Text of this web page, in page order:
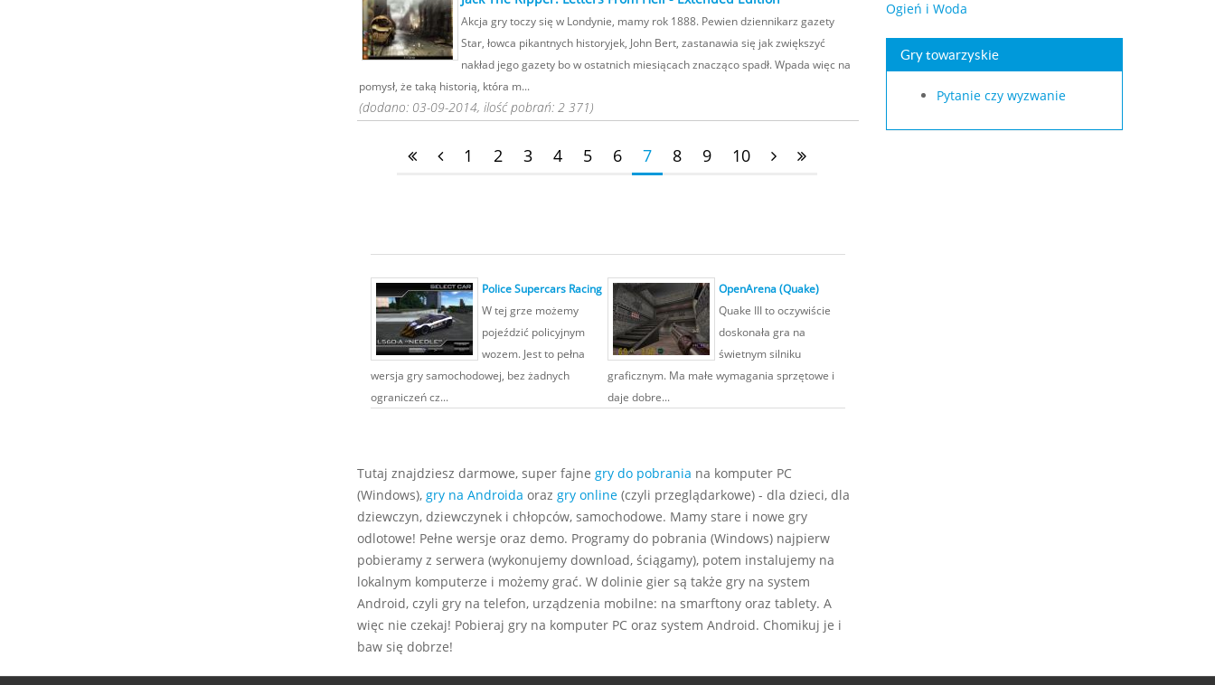
Akcja gry toczy się w Londynie, mamy rok 1888. Pewien dziennikarz gazety
Star, łowca pikantnych historyjek, John Bert, zastanawia się jak zwiększyć
nakład jego gazety bo w ostatnich miesiącach znacząco spadł. Wpada więc na
pomysł, że taką historią, która m...
(dodano: 03-09-2014, ilość pobrań: 2 371)
1 2 3 4 5 6 7 8 9 10
Police Supercars Racing
W tej grze możemy
pojeździć policyjnym
wozem. Jest to pełna
wersja gry samochodowej, bez żadnych
ograniczeń cz...
OpenArena (Quake)
Quake III to oczywiście
doskonała gra na
świetnym silniku
graficznym. Ma małe wymagania sprzętowe i
daje dobre...
Tutaj znajdziesz darmowe, super fajne gry do pobrania na komputer PC
(Windows), gry na Androida oraz gry online(czyli przeglądarkowe) - dla dzieci, dla
dziewczyn, dziewczynek i chłopców, samochodowe. Mamy stare i nowe gry
odlotowe! Pełne wersje oraz demo. Programy do pobrania (Windows) najpierw
pobieramy z serwera (wykonujemy download, ściągamy), potem instalujemy na
lokalnym komputerze i możemy grać. W dolinie gier są także gry na system
Android, czyli gry na telefon, urządzenia mobilne: na smarftony oraz tablety. A
więc nie czekaj! Pobieraj gry na komputer PC oraz system Android. Chomikuj je i
baw się dobrze!
Ogień i Woda
Gry towarzyskie
Pytanie czy wyzwanie